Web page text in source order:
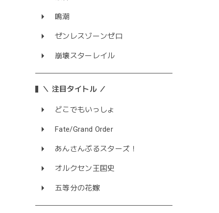
鳴潮
ゼンレスゾーンゼロ
崩壊スターレイル
＼ 注目タイトル ／
どこでもいっしょ
Fate/Grand Order
あんさんぶるスターズ！
オルクセン王国史
五等分の花嫁